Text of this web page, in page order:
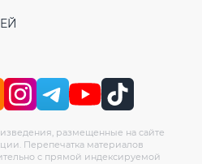
размещенные на сайте
Перепечатка материалов
с прямой индексируемой